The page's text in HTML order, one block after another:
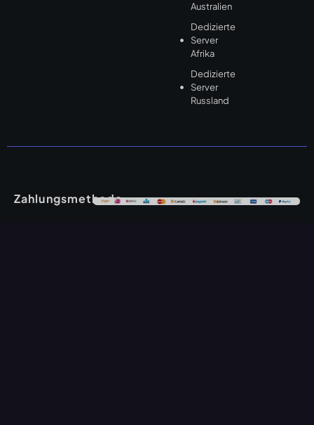
Australien
Dedizierte
Server
Afrika
Dedizierte
Server
Russland
Zahlungsmethode